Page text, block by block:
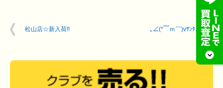
松山店☆新入荷!! ｡∠(*￣ｍ￣)vｻﾝﾀ♪